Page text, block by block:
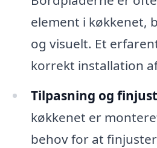
element i køkkenet,
og visuelt. Et
korrekt installation
Tilpasning og
køkkenet er
behov for at